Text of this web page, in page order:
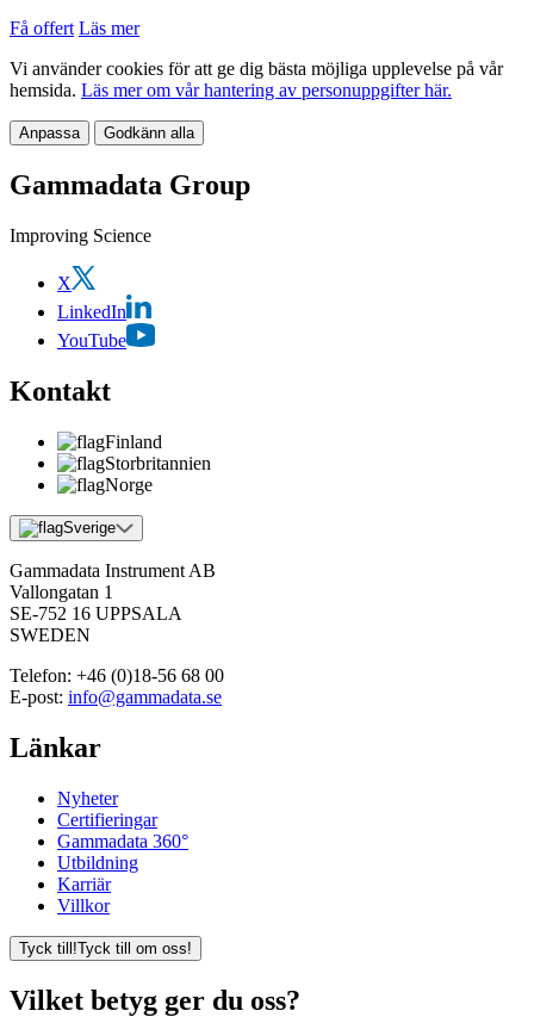
Få offert Läs mer
Vi använder cookies för att ge dig bästa möjliga upplevelse på vår
hemsida. Läs mer om vår hantering av personuppgifter här.
Anpassa Godkänn alla
Gammadata Group
Improving Science
X
LinkedIn
YouTube
Kontakt
Finland
Storbritannien
Norge
Sverige
Gammadata Instrument AB
Vallongatan 1
SE-752 16 UPPSALA
SWEDEN
Telefon: +46 (0)18-56 68 00
E-post: info@gammadata.se
Länkar
Nyheter
Certifieringar
Gammadata 360°
Utbildning
Karriär
Villkor
Tyck till!Tyck till om oss!
Vilket betyg ger du oss?